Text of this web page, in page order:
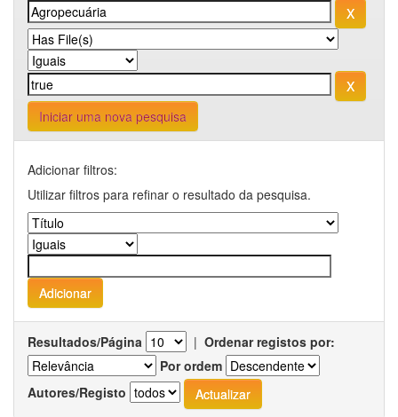
Iniciar uma nova pesquisa
Adicionar filtros:
Utilizar filtros para refinar o resultado da pesquisa.
Resultados/Página | Ordenar registos por:
Por ordem
Autores/Registo